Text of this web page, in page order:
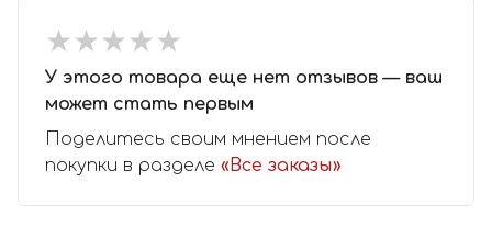
★★★★★
★★★★★
У этого товара еще нет отзывов — ваш
может стать первым
Поделитесь своим мнением после
покупки в разделе «Все заказы»